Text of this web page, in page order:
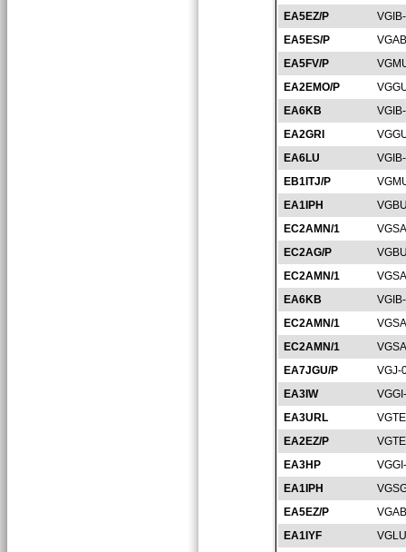
EA5EZ/P
EA5ES/P
EA5FV/P
EA2EMO/P
EA6KB
EA2GRI
EA6LU
EB1ITJ/P
EA1IPH
EC2AMN/1
EC2AG/P
EC2AMN/1
EA6KB
EC2AMN/1
EC2AMN/1
EA7JGU/P
VGJ-
EA3IW
EA3URL
EA2EZ/P
EA3HP
EA1IPH
EA5EZ/P
EA1IYF